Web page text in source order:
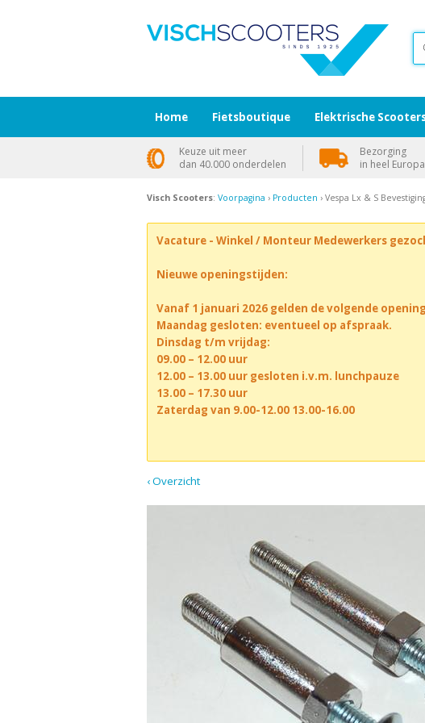
Visch Scooters: Voorpagina › Producten › Vespa Lx & S
Vacature - Winkel / Monteur Medewerkers
Nieuwe openingstijden:
Vanaf 1 januari 2026 gelden de volgende
Maandag gesloten: eventueel op afspraak.
Dinsdag t/m vrijdag:
09.00 – 12.00 uur
12.00 – 13.00 uur gesloten i.v.m. lunchpauze
13.00 – 17.30 uur
Zaterdag van 9.00-12.00 13.00-16.00
‹ Overzicht
Home Fietsboutique Elektrische
Keuze uit meer
dan 40.000 onderdelen
Bezorging
in heel Europa